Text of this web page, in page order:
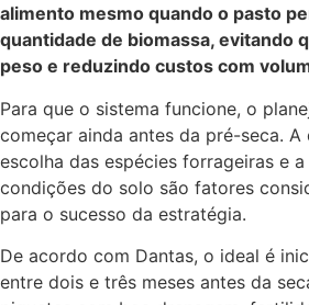
alimento mesmo quando o pasto
quantidade de biomassa, evitando
peso e reduzindo custos com
Para que o sistema funcione, o
começar ainda antes da pré-seca. A
escolha das espécies forrageiras e
condições do solo são fatores
para o sucesso da estratégia.
De acordo com Dantas, o ideal é
entre dois e três meses antes da